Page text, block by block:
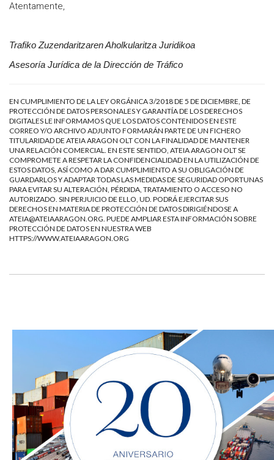
Atentamente,
Trafiko Zuzendaritzaren Aholkularitza Juridikoa
Asesoría Jurídica de la Dirección de Tráfico
EN CUMPLIMIENTO DE LA LEY ORGÁNICA 3/2018 DE 5 DE DICIEMBRE, DE
PROTECCIÓN DE DATOS PERSONALES Y GARANTÍA DE LOS DERECHOS
DIGITALES LE INFORMAMOS QUE LOS DATOS CONTENIDOS EN ESTE
CORREO Y/O ARCHIVO ADJUNTO FORMARÁN PARTE DE UN FICHERO
TITULARIDAD DE ATEIA ARAGON OLT CON LA FINALIDAD DE MANTENER
UNA RELACIÓN COMERCIAL. EN ESTE SENTIDO, ATEIA ARAGON OLT SE
COMPROMETE A RESPETAR LA CONFIDENCIALIDAD EN LA UTILIZACIÓN DE
ESTOS DATOS, ASÍ COMO A DAR CUMPLIMIENTO A SU OBLIGACIÓN DE
GUARDARLOS Y ADAPTAR TODAS LAS MEDIDAS DE SEGURIDAD OPORTUNAS
PARA EVITAR SU ALTERACIÓN, PÉRDIDA, TRATAMIENTO O ACCESO NO
AUTORIZADO. SIN PERJUICIO DE ELLO, UD. PODRÁ EJERCITAR SUS
DERECHOS EN MATERIA DE PROTECCIÓN DE DATOS DIRIGIÉNDOSE A
ATEIA@ATEIAARAGON.ORG. PUEDE AMPLIAR ESTA INFORMACIÓN SOBRE
PROTECCIÓN DE DATOS EN NUESTRA WEB
HTTPS://WWW.ATEIAARAGON.ORG